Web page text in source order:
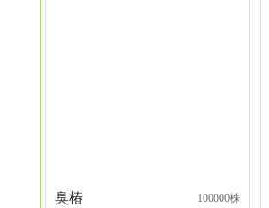
臭椿 100000株